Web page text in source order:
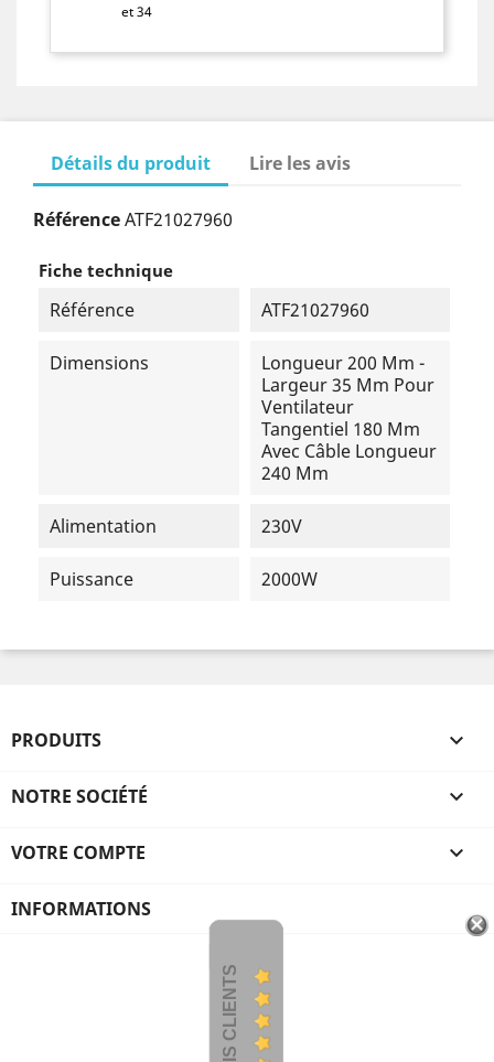
et 34
Détails du produit Lire les avis
RéférenceATF21027960
Fiche technique
Référence ATF21027960
Dimensions
Longueur 200 Mm -
Largeur 35 Mm Pour
Ventilateur
Tangentiel 180 Mm
Avec Câble Longueur
240 Mm
Alimentation 230V
Puissance 2000W
PRODUITS 
NOTRE SOCIÉTÉ 
VOTRE COMPTE 
INFORMATIONS
AVIS CLIENTS